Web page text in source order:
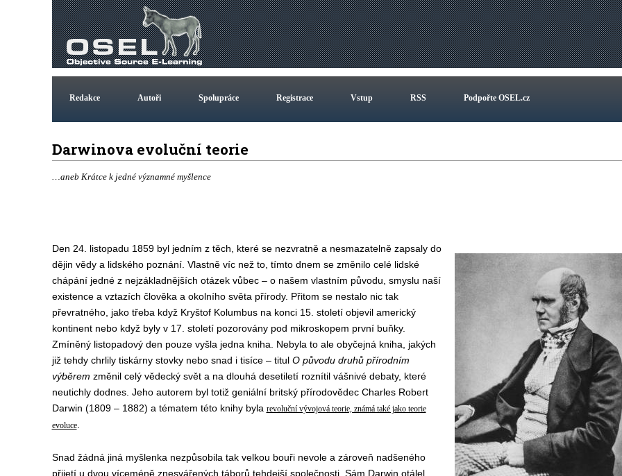
Redakce Autoři Spolupráce Registrace Vstup RSS Podpořte OSEL.cz
Darwinova evoluční teorie
…aneb Krátce k jedné významné myšlence
Den 24. listopadu 1859 byl jedním z těch, které se nezvratně a nesmazatelně zapsaly do
dějin vědy a lidského poznání. Vlastně víc než to, tímto dnem se změnilo celé lidské
chápání jedné z nejzákladnějších otázek vůbec – o našem vlastním původu, smyslu naší
existence a vztazích člověka a okolního světa přírody. Přitom se nestalo nic tak
převratného, jako třeba když Kryštof Kolumbus na konci 15. století objevil americký
kontinent nebo když byly v 17. století pozorovány pod mikroskopem první buňky.
Zmíněný listopadový den pouze vyšla jedna kniha. Nebyla to ale obyčejná kniha, jakých
již tehdy chrlily tiskárny stovky nebo snad i tisíce – titul O původu druhů přírodním
výběrem změnil celý vědecký svět a na dlouhá desetiletí roznítil vášnivé debaty, které
neutichly dodnes. Jeho autorem byl totiž geniální britský přírodovědec Charles Robert
Darwin (1809 – 1882) a tématem této knihy byla revoluční vývojová teorie, známá také jako teorie
evoluce.
Snad žádná jiná myšlenka nezpůsobila tak velkou bouři nevole a zároveň nadšeného
přijetí u dvou víceméně znesvářených táborů tehdejší společnosti. Sám Darwin otálel